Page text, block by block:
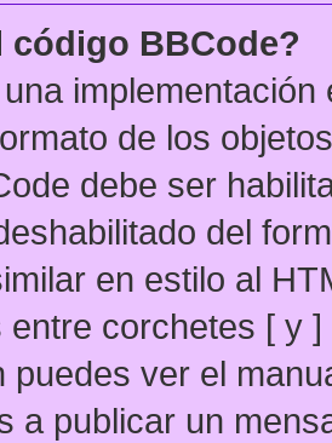
código BBCode?
de los
debe ser
del
en estilo al
entre corchetes [ y
puedes ver el
a publicar un